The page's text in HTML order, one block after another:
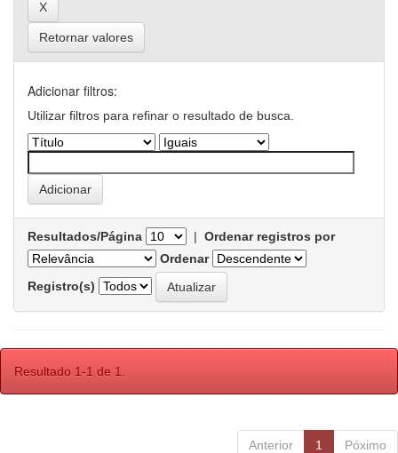
Retornar valores
Adicionar filtros:
Utilizar filtros para refinar o resultado de busca.
Resultados/Página | Ordenar registros por
Ordenar
Registro(s)
Resultado 1-1 de 1.
Anterior 1 Póximo